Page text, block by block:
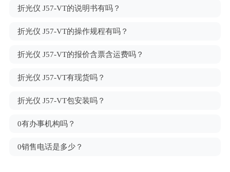
折光仪 J57-VT的说明书有吗？
折光仪 J57-VT的操作规程有吗？
折光仪 J57-VT的报价含票含运费吗？
折光仪 J57-VT有现货吗？
折光仪 J57-VT包安装吗？
0有办事机构吗？
0销售电话是多少？